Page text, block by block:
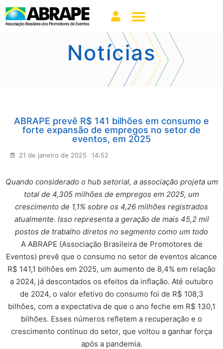
Notícias
ABRAPE prevê R$ 141 bilhões em consumo e
forte expansão de empregos no setor de
eventos, em 2025
21 de janeiro de 2025 14:52
Quando considerado o hub setorial, a associação projeta um
total de 4,305 milhões de empregos em 2025, um
crescimento de 1,1% sobre os 4,26 milhões registrados
atualmente. Isso representa a geração de mais 45,2 mil
postos de trabalho diretos no segmento como um todo
A ABRAPE (Associação Brasileira de Promotores de
Eventos) prevê que o consumo no setor de eventos alcance
R$ 141,1 bilhões em 2025, um aumento de 8,4% em relação
a 2024, já descontados os efeitos da inflação. Até outubro
de 2024, o valor efetivo do consumo foi de R$ 108,3
bilhões, com a expectativa de que o ano feche em R$ 130,1
bilhões. Esses números refletem a recuperação e o
crescimento contínuo do setor, que voltou a ganhar força
após a pandemia.